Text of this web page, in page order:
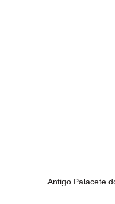
Antigo Palacete